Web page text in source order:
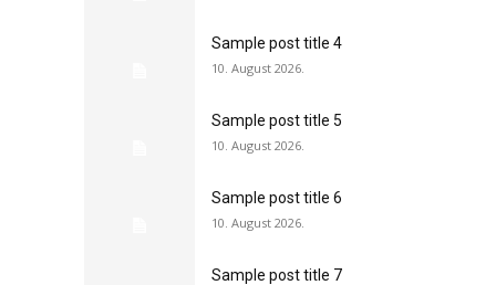
Sample post title 4
10. August 2026.
Sample post title 5
10. August 2026.
Sample post title 6
10. August 2026.
Sample post title 7